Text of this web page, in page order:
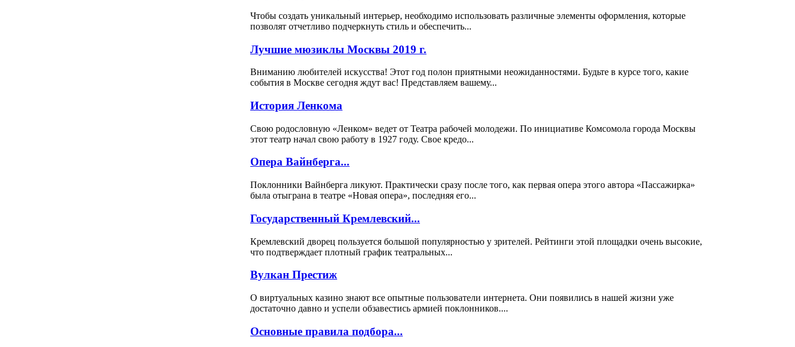
Чтобы создать уникальный интерьер, необходимо использовать различные элементы оформления, которые
позволят отчетливо подчеркнуть стиль и обеспечить...
Лучшие мюзиклы Москвы 2019 г.
Вниманию любителей искусства! Этот год полон приятными неожиданностями. Будьте в курсе того, какие
события в Москве сегодня ждут вас! Представляем вашему...
История Ленкома
Свою родословную «Ленком» ведет от Театра рабочей молодежи. По инициативе Комсомола города Москвы
этот театр начал свою работу в 1927 году. Свое кредо...
Опера Вайнберга...
Поклонники Вайнберга ликуют. Практически сразу после того, как первая опера этого автора «Пассажирка»
была отыграна в театре «Новая опера», последняя его...
Государственный Кремлевский...
Кремлевский дворец пользуется большой популярностью у зрителей. Рейтинги этой площадки очень высокие,
что подтверждает плотный график театральных...
Вулкан Престиж
О виртуальных казино знают все опытные пользователи интернета. Они появились в нашей жизни уже
достаточно давно и успели обзавестись армией поклонников....
Основные правила подбора...